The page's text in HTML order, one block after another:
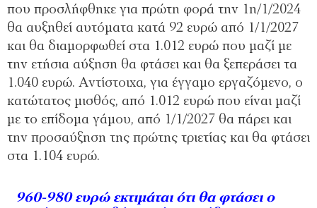
που προσλήφθηκε για πρώτη φορά την 1η/1/2024
θα αυξηθεί αυτόματα κατά 92 ευρώ από 1/1/2027
και θα διαμορφωθεί στα 1.012 ευρώ που μαζί με
την ετήσια αύξηση θα φτάσει και θα ξεπεράσει τα
1.040 ευρώ. Αντίστοιχα, για έγγαμο εργαζόμενο, ο
κατώτατος μισθός, από 1.012 ευρώ που είναι μαζί
με το επίδομα γάμου, από 1/1/2027 θα πάρει και
την προσαύξηση της πρώτης τριετίας και θα φτάσει
στα 1.104 ευρώ.
960-980 ευρώ εκτιμάται ότι θα φτάσει ο